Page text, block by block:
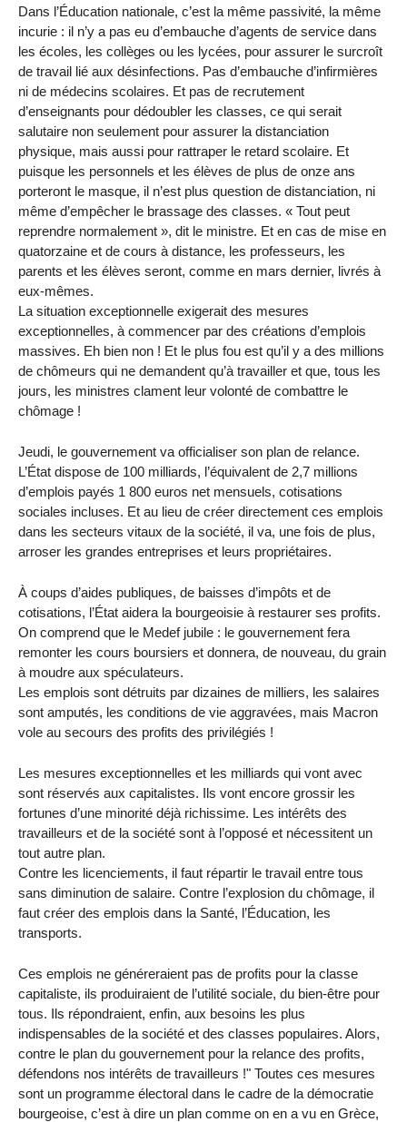
Dans l’Éducation nationale, c’est la même passivité, la même
incurie : il n’y a pas eu d’embauche d’agents de service dans
les écoles, les collèges ou les lycées, pour assurer le surcroît
de travail lié aux désinfections. Pas d’embauche d’infirmières
ni de médecins scolaires. Et pas de recrutement
d’enseignants pour dédoubler les classes, ce qui serait
salutaire non seulement pour assurer la distanciation
physique, mais aussi pour rattraper le retard scolaire. Et
puisque les personnels et les élèves de plus de onze ans
porteront le masque, il n’est plus question de distanciation, ni
même d’empêcher le brassage des classes. « Tout peut
reprendre normalement », dit le ministre. Et en cas de mise en
quatorzaine et de cours à distance, les professeurs, les
parents et les élèves seront, comme en mars dernier, livrés à
eux-mêmes.
La situation exceptionnelle exigerait des mesures
exceptionnelles, à commencer par des créations d’emplois
massives. Eh bien non ! Et le plus fou est qu’il y a des millions
de chômeurs qui ne demandent qu’à travailler et que, tous les
jours, les ministres clament leur volonté de combattre le
chômage !
Jeudi, le gouvernement va officialiser son plan de relance.
L’État dispose de 100 milliards, l’équivalent de 2,7 millions
d’emplois payés 1 800 euros net mensuels, cotisations
sociales incluses. Et au lieu de créer directement ces emplois
dans les secteurs vitaux de la société, il va, une fois de plus,
arroser les grandes entreprises et leurs propriétaires.
À coups d’aides publiques, de baisses d’impôts et de
cotisations, l’État aidera la bourgeoisie à restaurer ses profits.
On comprend que le Medef jubile : le gouvernement fera
remonter les cours boursiers et donnera, de nouveau, du grain
à moudre aux spéculateurs.
Les emplois sont détruits par dizaines de milliers, les salaires
sont amputés, les conditions de vie aggravées, mais Macron
vole au secours des profits des privilégiés !
Les mesures exceptionnelles et les milliards qui vont avec
sont réservés aux capitalistes. Ils vont encore grossir les
fortunes d’une minorité déjà richissime. Les intérêts des
travailleurs et de la société sont à l’opposé et nécessitent un
tout autre plan.
Contre les licenciements, il faut répartir le travail entre tous
sans diminution de salaire. Contre l’explosion du chômage, il
faut créer des emplois dans la Santé, l’Éducation, les
transports.
Ces emplois ne généreraient pas de profits pour la classe
capitaliste, ils produiraient de l’utilité sociale, du bien-être pour
tous. Ils répondraient, enfin, aux besoins les plus
indispensables de la société et des classes populaires. Alors,
contre le plan du gouvernement pour la relance des profits,
défendons nos intérêts de travailleurs !" Toutes ces mesures
sont un programme électoral dans le cadre de la démocratie
bourgeoise, c’est à dire un plan comme on en a vu en Grèce,